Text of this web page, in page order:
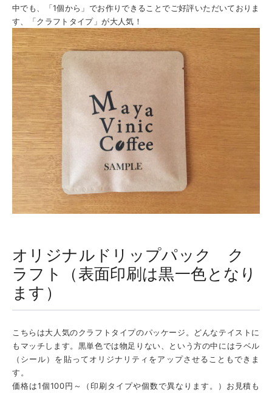
中でも、「1個から」でお作りできることでご好評いただいておりま
す、「クラフトタイプ」が大人気！
オリジナルドリップパック ク
ラフト（表面印刷は黒一色となり
ます）
こちらは大人気のクラフトタイプのパッケージ。どんなテイストに
もマッチします。黒単色では物足りない、という方の中にはラベル
（シール）を貼ってオリジナリティをアップさせることもできま
す。
価格は1個100円～（印刷タイプや個数で異なります。）お見積も